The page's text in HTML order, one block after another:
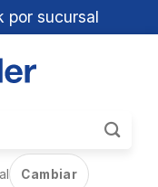
por sucursal
Cambiar